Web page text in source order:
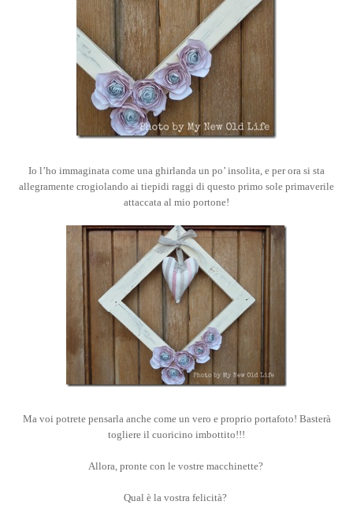
Io l’ho immaginata come una ghirlanda un po’ insolita, e per ora si sta
allegramente crogiolando ai tiepidi raggi di questo primo sole primaverile
attaccata al mio portone!
Ma voi potrete pensarla anche come un vero e proprio portafoto! Basterà
togliere il cuoricino imbottito!!!
Allora, pronte con le vostre macchinette?
Qual è la vostra felicità?